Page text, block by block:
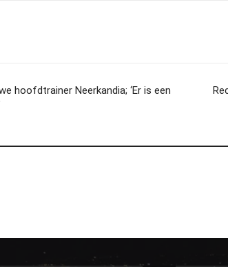
hoofdtrainer Neerkandia; ‘Er is een